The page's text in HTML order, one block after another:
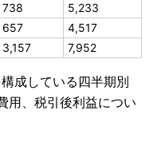
738
5,233
657
4,517
3,157 7,952
成している四半期別
用、税引後利益につい